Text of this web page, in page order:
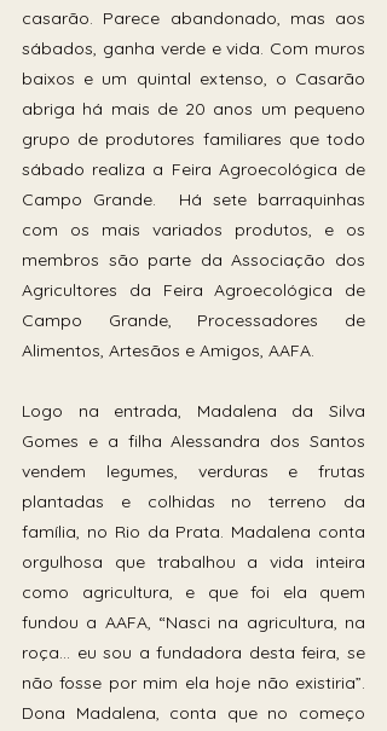
casarão. Parece abandonado, mas aos
sábados, ganha verde e vida. Com muros
baixos e um quintal extenso, o Casarão
abriga há mais de 20 anos um pequeno
grupo de produtores familiares que todo
sábado realiza a Feira Agroecológica de
Campo Grande.  Há sete barraquinhas
com os mais variados produtos, e os
membros são parte da Associação dos
Agricultores da Feira Agroecológica de
Campo Grande, Processadores de
Alimentos, Artesãos e Amigos, AAFA.
Logo na entrada, Madalena da Silva
Gomes e a filha Alessandra dos Santos
vendem legumes, verduras e frutas
plantadas e colhidas no terreno da
família, no Rio da Prata. Madalena conta
orgulhosa que trabalhou a vida inteira
como agricultura, e que foi ela quem
fundou a AAFA, “Nasci na agricultura, na
roça… eu sou a fundadora desta feira, se
não fosse por mim ela hoje não existiria”.
Dona Madalena, conta que no começo